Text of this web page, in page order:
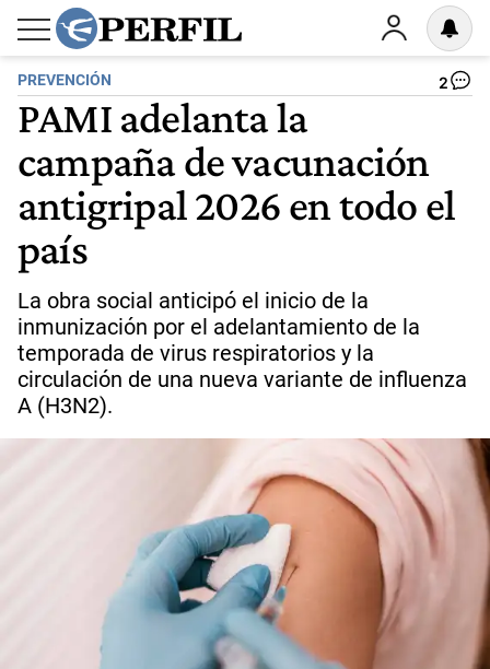
PREVENCIÓN 2
PAMI adelanta la
campaña de vacunación
antigripal 2026 en todo el
país
La obra social anticipó el inicio de la
inmunización por el adelantamiento de la
temporada de virus respiratorios y la
circulación de una nueva variante de influenza
A (H3N2).